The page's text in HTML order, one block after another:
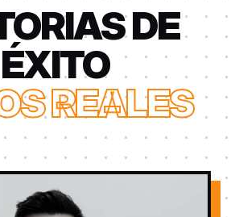
DE
ÉXITO
REALES